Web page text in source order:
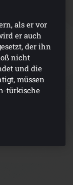
als er vor
er auch
der ihn
nicht
und die
müssen
türkische